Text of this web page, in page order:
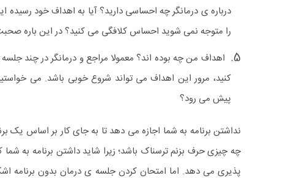
درباره ی درمانگر چه احساسی دارید؟ آیا به اهداف خود
را متوجه نمی شوید احساس کلافگی می کنید؟ در این باره
اهداف من چه بوده اند؟ معمولا مراجع و درمانگر در چند
کنید، مرور این اهداف می تواند شروع خوبی باشد. می
پیش می رود؟
نداشتن برنامه به شما اجازه می دهد تا به جای کار بر اساس
چه چیزی حرف بزنم ترسناک باشد؛ زیرا شاید داشتن برنامه به
پذیری می دهد. اما امتحان کردن جلسه ی درمان بدون برنامه